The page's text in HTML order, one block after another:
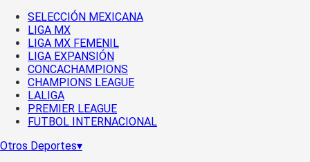
SELECCIÓN MEXICANA
LIGA MX
LIGA MX FEMENIL
LIGA EXPANSIÓN
CONCACHAMPIONS
CHAMPIONS LEAGUE
LALIGA
PREMIER LEAGUE
FUTBOL INTERNACIONAL
Otros Deportes▾